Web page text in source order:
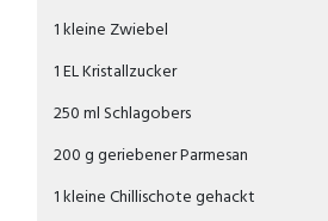
1 kleine Zwiebel
1 EL Kristallzucker
250 ml Schlagobers
200 g geriebener Parmesan
1 kleine Chillischote gehackt